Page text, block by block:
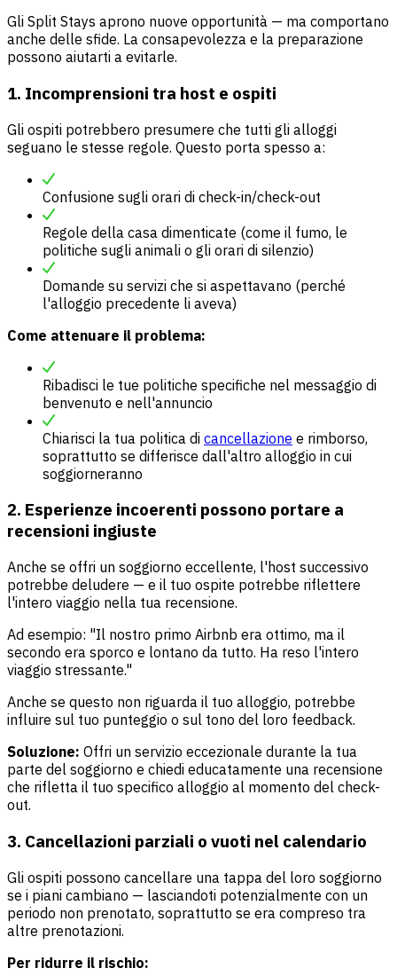
Gli Split Stays aprono nuove opportunità — ma comportano
anche delle sfide. La consapevolezza e la preparazione
possono aiutarti a evitarle.
1. Incomprensioni tra host e ospiti
Gli ospiti potrebbero presumere che tutti gli alloggi
seguano le stesse regole. Questo porta spesso a:
Confusione sugli orari di check-in/check-out
Regole della casa dimenticate (come il fumo, le
politiche sugli animali o gli orari di silenzio)
Domande su servizi che si aspettavano (perché
l'alloggio precedente li aveva)
Come attenuare il problema:
Ribadisci le tue politiche specifiche nel messaggio di
benvenuto e nell'annuncio
Chiarisci la tua politica di cancellazione e rimborso,
soprattutto se differisce dall'altro alloggio in cui
soggiorneranno
2. Esperienze incoerenti possono portare a
recensioni ingiuste
Anche se offri un soggiorno eccellente, l'host successivo
potrebbe deludere — e il tuo ospite potrebbe riflettere
l'intero viaggio nella tua recensione.
Ad esempio: "Il nostro primo Airbnb era ottimo, ma il
secondo era sporco e lontano da tutto. Ha reso l'intero
viaggio stressante."
Anche se questo non riguarda il tuo alloggio, potrebbe
influire sul tuo punteggio o sul tono del loro feedback.
Soluzione: Offri un servizio eccezionale durante la tua
parte del soggiorno e chiedi educatamente una recensione
che rifletta il tuo specifico alloggio al momento del check-
out.
3. Cancellazioni parziali o vuoti nel calendario
Gli ospiti possono cancellare una tappa del loro soggiorno
se i piani cambiano — lasciandoti potenzialmente con un
periodo non prenotato, soprattutto se era compreso tra
altre prenotazioni.
Per ridurre il rischio: